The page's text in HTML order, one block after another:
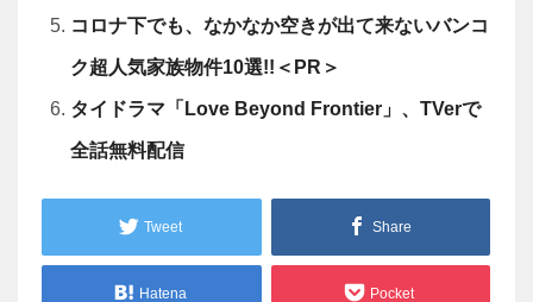
コロナ下でも、なかなか空きが出て来ないバンコ
ク超人気家族物件10選!!＜PR＞
タイドラマ「Love Beyond Frontier」、TVerで
全話無料配信
Tweet Share
Hatena Pocket